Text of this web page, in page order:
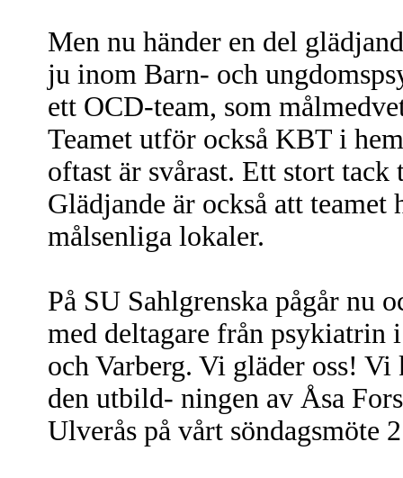
Men nu händer en del
ju inom Barn- och
ett OCD-team, som
Teamet utför också KBT i
oftast är svårast. Ett stort
Glädjande är också att teamet
målsenliga lokaler.
På SU Sahlgrenska pågår nu
med deltagare från psykiatrin
och Varberg. Vi gläder oss!
den utbild- ningen av Åsa
Ulverås på vårt söndagsmöte